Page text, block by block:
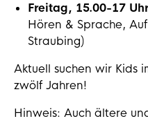
Freitag, 15.00-17 Uhr
Hören & Sprache,
Straubing)
Aktuell suchen wir Kids
zwölf Jahren!
Hinweis: Auch ältere